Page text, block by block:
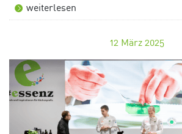
weiterlesen
12 März 2025